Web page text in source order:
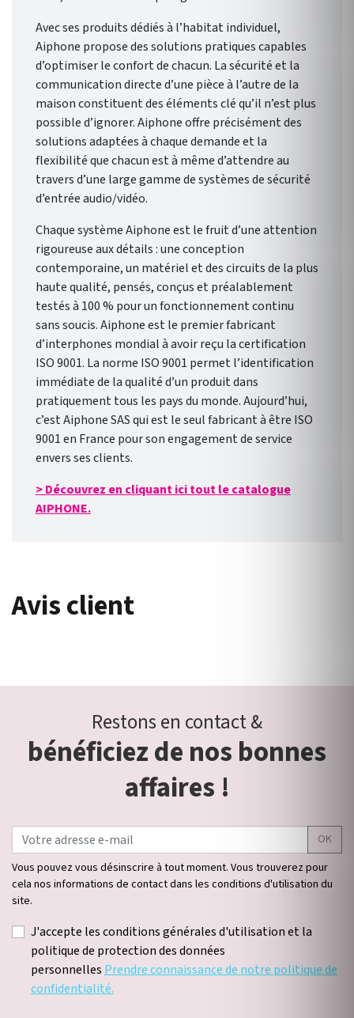
Avec ses produits dédiés à l’habitat individuel,
Aiphone propose des solutions pratiques capables
d’optimiser le confort de chacun. La sécurité et la
communication directe d’une pièce à l’autre de la
maison constituent des éléments clé qu’il n’est plus
possible d’ignorer. Aiphone offre précisément des
solutions adaptées à chaque demande et la
flexibilité que chacun est à même d’attendre au
travers d’une large gamme de systèmes de sécurité
d’entrée audio/vidéo.
Chaque système Aiphone est le fruit d’une attention
rigoureuse aux détails : une conception
contemporaine, un matériel et des circuits de la plus
haute qualité, pensés, conçus et préalablement
testés à 100 % pour un fonctionnement continu
sans soucis. Aiphone est le premier fabricant
d’interphones mondial à avoir reçu la certification
ISO 9001. La norme ISO 9001 permet l’identification
immédiate de la qualité d’un produit dans
pratiquement tous les pays du monde. Aujourd’hui,
c’est Aiphone SAS qui est le seul fabricant à être ISO
9001 en France pour son engagement de service
envers ses clients.
> Découvrez en cliquant ici tout le catalogue
AIPHONE.
Avis client
Restons en contact &
bénéficiez de nos bonnes
affaires !
OK
Vous pouvez vous désinscrire à tout moment. Vous trouverez pour
cela nos informations de contact dans les conditions d'utilisation du
site.
J'accepte les conditions générales d'utilisation et la
politique de protection des données
personnelles Prendre connaissance de notre politique de
confidentialité.